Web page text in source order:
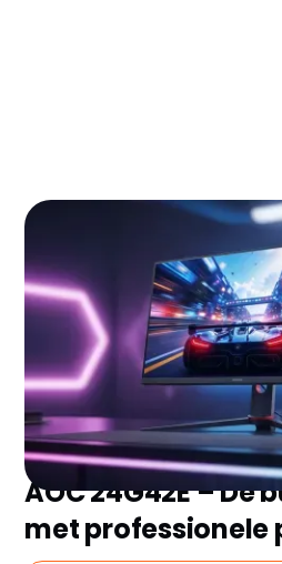
Zoek je mooie gaming
vergelijken? Wij hebben de 7
voor je geselecteerd en de
minpunten op een rij gezet.
beste bij jou past!
AOC 24G42E – De
met professionele
kleiner budget
Veelgestelde vragen over